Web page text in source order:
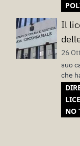
Il
26
suo
che
NO